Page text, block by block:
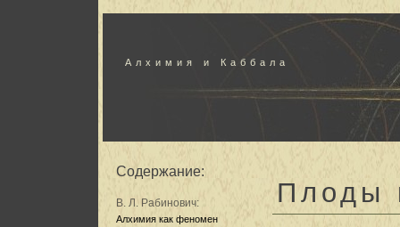
Алхимия и Каббала
Содержание:
В. Л. Рабинович:
Алхимия как феномен
Плоды